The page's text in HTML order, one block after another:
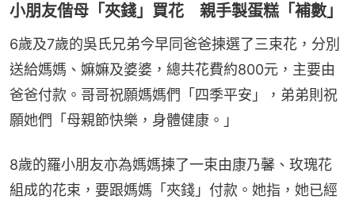
小朋友偕母「夾錢」買花 親手製蛋糕「補數」
6歲及7歲的吳氏兄弟今早同爸爸揀選了三束花，分別
送給媽媽、嫲嫲及婆婆，總共花費約800元，主要由
爸爸付款。哥哥祝願媽媽們「四季平安」，弟弟則祝
願她們「母親節快樂，身體健康。」
8歲的羅小朋友亦為媽媽揀了一束由康乃馨、玫瑰花
組成的花束，要跟媽媽「夾錢」付款。她指，她已經